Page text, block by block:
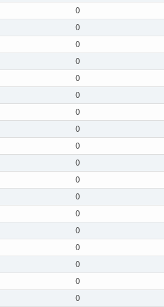
0
0
0
0
0
0
0
0
0
0
0
0
0
0
0
0
0
0